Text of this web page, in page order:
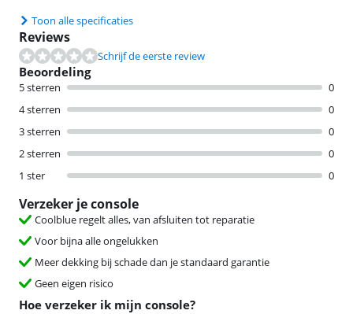
Toon alle specificaties
Reviews
Schrijf de eerste review
Beoordeling
5 sterren
0
4 sterren
0
3 sterren
0
2 sterren
0
1 ster
0
Verzeker je console
Coolblue regelt alles, van afsluiten tot reparatie
Voor bijna alle ongelukken
Meer dekking bij schade dan je standaard garantie
Geen eigen risico
Hoe verzeker ik mijn console?